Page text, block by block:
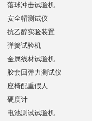
落球冲击试验机
安全帽测试仪
抗乙醇实验装置
弹簧试验机
金属线材试验机
胶套回弹力测试仪
座椅配重假人
硬度计
电池测试试验机